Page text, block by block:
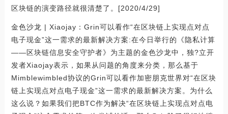
区块链的演变路径就很清楚了。[2020/4/29]
金色沙龙 | Xiaojay：Grin可以看作“在区块链上实现点对点
电子现金”这一需求的最新解决方案:在今日举行的《隐私计算
——区块链信息安全守护者》为主题的金色沙龙中，独?立开
发者Xiaojay表示，如果从问题的角度来分类，那么基于
Mimblewimbled协议的Grin可以看作加密朋克世界对“在区块
链上实现点对点电子现金”这一需求的最新解决方案。为什么
这么说？如果我们把BTC作为解决“在区块链上实现点对点电